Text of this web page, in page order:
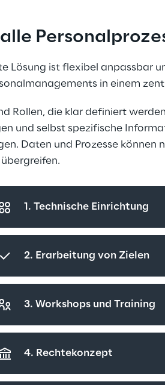
Lösung ist flexibel anpassbar
in einem
Rollen, die klar definiert
und selbst spezifische
Daten und Prozesse können
übergreifen.
1. Technische Einrichtung
2. Erarbeitung von Zielen
3. Workshops und Training
4. Rechtekonzept